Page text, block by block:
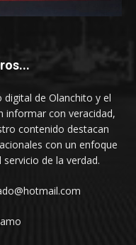
digital de Olanchito y el
informar con veracidad,
contenido destacan
con un enfoque
de la verdad.